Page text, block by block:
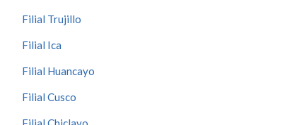
Filial Trujillo
Filial Ica
Filial Huancayo
Filial Cusco